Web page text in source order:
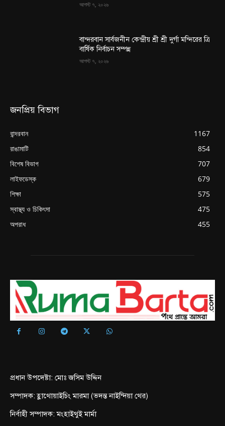
আগস্ট ৭, ২০২৬
বান্দরবান সার্বজনীন কেন্দ্রীয় শ্রী শ্রী দুর্গা মন্দিরের ত্রি
বার্ষিক নির্বাচন সম্পন্ন
আগস্ট ৭, ২০২৬
জনপ্রিয় বিভাগ
বান্দরবান
1167
রাঙামাটি
854
বিশেষ বিভাগ
707
লাইফডেস্ক
679
শিক্ষা
575
স্বাস্থ্য ও চিকিৎসা
475
অপরাধ
455
প্রধান উপদেষ্টা: মোঃ জসিম উদ্দিন
সম্পাদক: হ্লাথোয়াইচিং মারমা (ভদন্ত নাইন্দিয়া থের)
নির্বাহী সম্পাদক: মংহাইথুই মার্মা